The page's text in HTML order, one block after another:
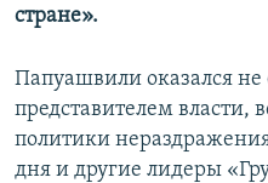
стране».
Папуашвили оказался
представителем власти,
политики
дня и другие лидеры